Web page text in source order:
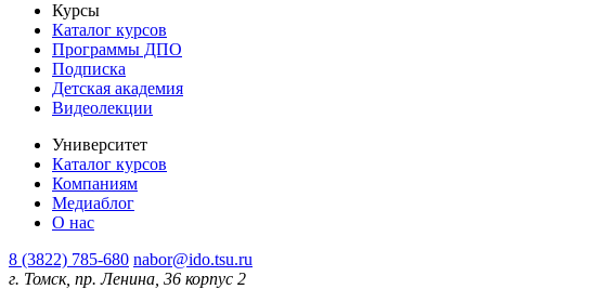
Курсы
Каталог курсов
Программы ДПО
Подписка
Детская академия
Видеолекции
Университет
Каталог курсов
Компаниям
Медиаблог
О нас
8 (3822) 785-680 nabor@ido.tsu.ru
г. Томск, пр. Ленина, 36 корпус 2